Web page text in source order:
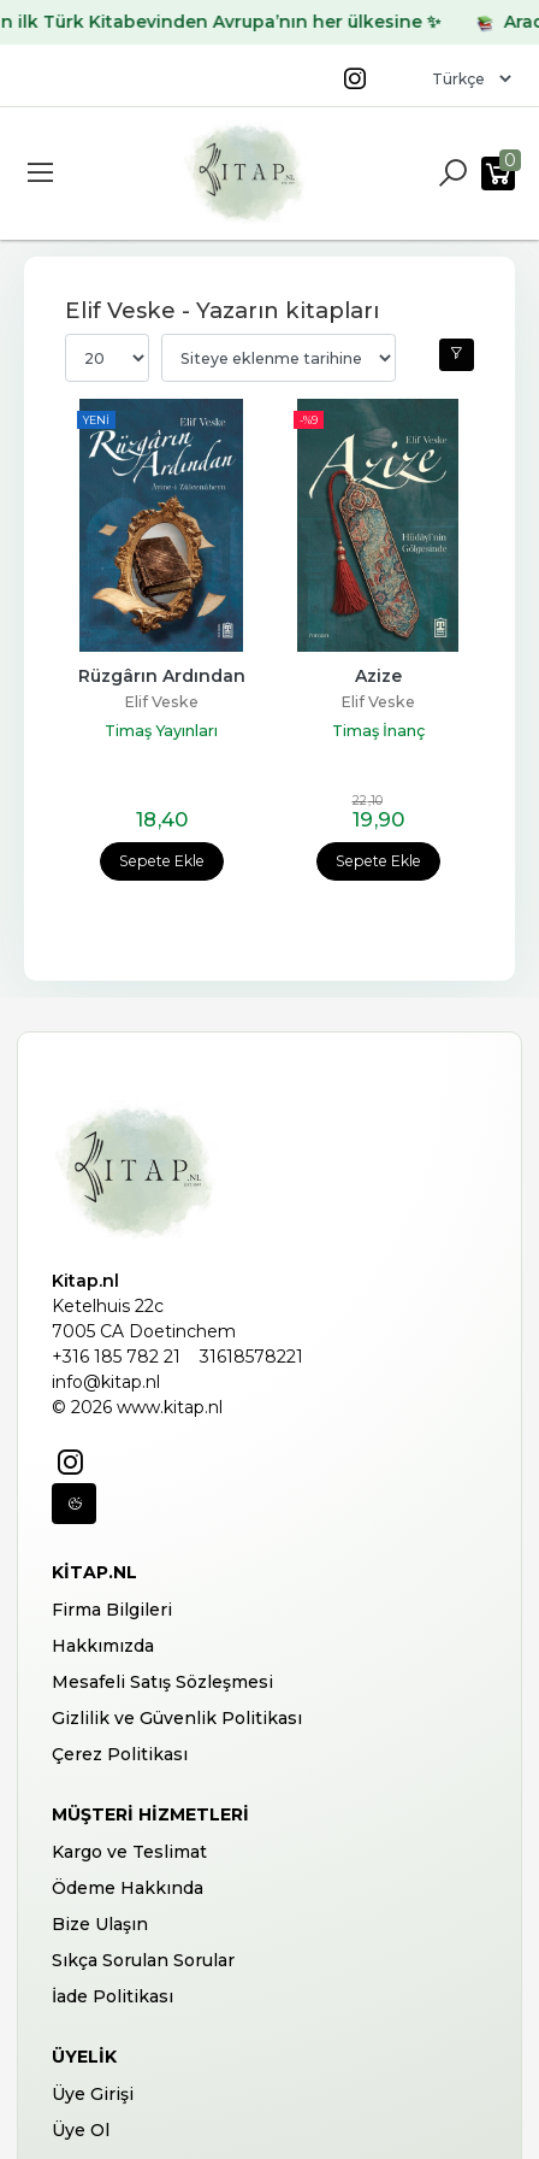
Türk Kitabevinden Avrupa’nın her ülkesine ✨
0
Elif Veske - Yazarın kitapları
YENI
Sepete Ekle
Rüzgârın Ardından
Elif Veske
Timaş Yayınları
18,40
-%9
Sepete Ekle
Azize
Elif Veske
Timaş İnanç
22,10
19,90
Kitap.nl
Ketelhuis 22c
7005 CA Doetinchem
+316 185 782 21
31618578221
info@kitap.nl
© 2026 www.kitap.nl
KITAP.NL
Firma Bilgileri
Hakkımızda
Mesafeli Satış Sözleşmesi
Gizlilik ve Güvenlik Politikası
Çerez Politikası
MÜŞTERI HIZMETLERI
Kargo ve Teslimat
Ödeme Hakkında
Bize Ulaşın
Sıkça Sorulan Sorular
İade Politikası
ÜYELIK
Üye Girişi
Üye Ol